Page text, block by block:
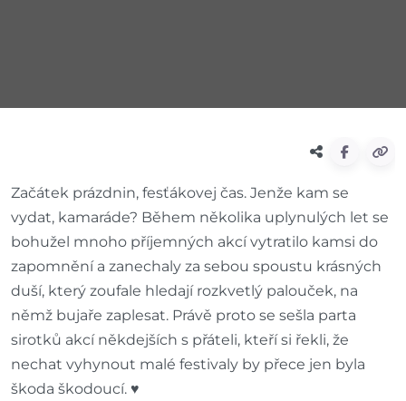
Začátek prázdnin, fesťákovej čas. Jenže kam se
vydat, kamaráde? Během několika uplynulých let se
bohužel mnoho příjemných akcí vytratilo kamsi do
zapomnění a zanechaly za sebou spoustu krásných
duší, který zoufale hledají rozkvetlý palouček, na
němž bujaře zaplesat. Právě proto se sešla parta
sirotků akcí někdejších s přáteli, kteří si řekli, že
nechat vyhynout malé festivaly by přece jen byla
škoda škodoucí. ♥️